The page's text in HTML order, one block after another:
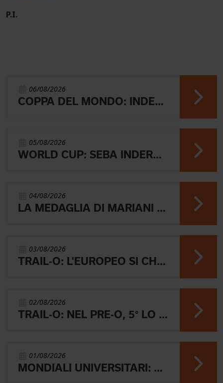
06/08/2026
COPPA DEL MONDO: INDERST 45° VINCONO AEBERSOLD E SVENSK
05/08/2026
WORLD CUP: SEBA INDERST ACCEDE ALLA FINALE A
04/08/2026
LA MEDAGLIA DI MARIANI E QUEL RICORDO CHE NON SVANISCE.
03/08/2026
TRAIL-O: L'EUROPEO SI CHIUDE CON L'ARGENTO JUNIOR, IL 4° PARALIMPICO E 5° OPEN
02/08/2026
TRAIL-O: NEL PRE-O, 5° LO JUNIOR LAMBERTINI E AARON GAIO 8°. NEI PARALIMPICI 20° GALVAN
01/08/2026
MONDIALI UNIVERSITARI: MARIANI CHIUDE 4° NELLA MIDDLE
P.I.